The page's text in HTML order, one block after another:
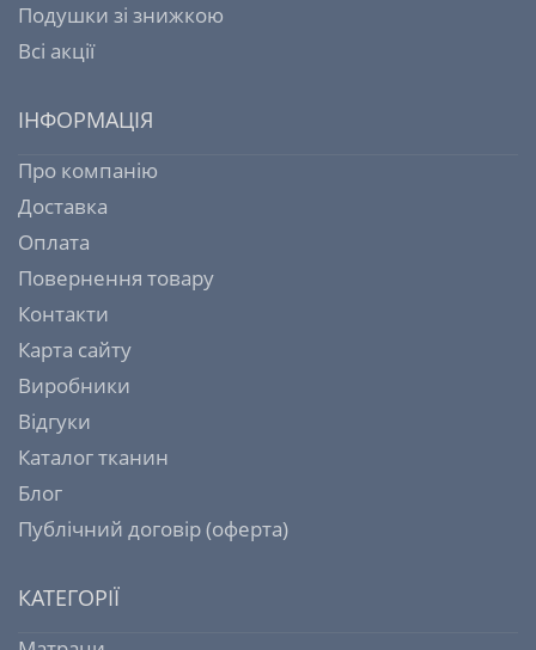
Подушки зі знижкою
Всі акції
ІНФОРМАЦІЯ
Про компанію
Доставка
Оплата
Повернення товару
Контакти
Карта сайту
Виробники
Відгуки
Каталог тканин
Блог
Публічний договір (оферта)
КАТЕГОРІЇ